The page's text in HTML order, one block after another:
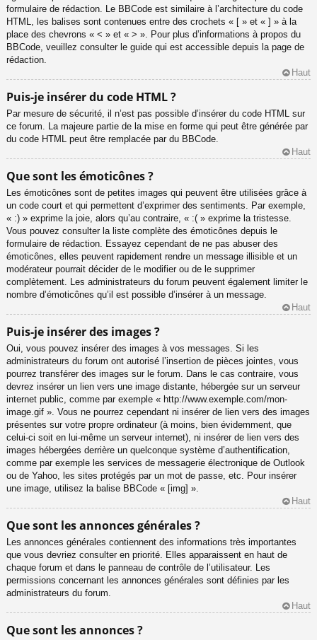
formulaire de rédaction. Le BBCode est similaire à l’architecture du code
HTML, les balises sont contenues entre des crochets « [ » et « ] » à la
place des chevrons « < » et « > ». Pour plus d’informations à propos du
BBCode, veuillez consulter le guide qui est accessible depuis la page de
rédaction.
Haut
Puis-je insérer du code HTML ?
Par mesure de sécurité, il n’est pas possible d’insérer du code HTML sur
ce forum. La majeure partie de la mise en forme qui peut être générée par
du code HTML peut être remplacée par du BBCode.
Haut
Que sont les émoticônes ?
Les émoticônes sont de petites images qui peuvent être utilisées grâce à
un code court et qui permettent d’exprimer des sentiments. Par exemple,
« :) » exprime la joie, alors qu’au contraire, « :( » exprime la tristesse.
Vous pouvez consulter la liste complète des émoticônes depuis le
formulaire de rédaction. Essayez cependant de ne pas abuser des
émoticônes, elles peuvent rapidement rendre un message illisible et un
modérateur pourrait décider de le modifier ou de le supprimer
complètement. Les administrateurs du forum peuvent également limiter le
nombre d’émoticônes qu’il est possible d’insérer à un message.
Haut
Puis-je insérer des images ?
Oui, vous pouvez insérer des images à vos messages. Si les
administrateurs du forum ont autorisé l’insertion de pièces jointes, vous
pourrez transférer des images sur le forum. Dans le cas contraire, vous
devrez insérer un lien vers une image distante, hébergée sur un serveur
internet public, comme par exemple « http://www.exemple.com/mon-
image.gif ». Vous ne pourrez cependant ni insérer de lien vers des images
présentes sur votre propre ordinateur (à moins, bien évidemment, que
celui-ci soit en lui-même un serveur internet), ni insérer de lien vers des
images hébergées derrière un quelconque système d’authentification,
comme par exemple les services de messagerie électronique de Outlook
ou de Yahoo, les sites protégés par un mot de passe, etc. Pour insérer
une image, utilisez la balise BBCode « [img] ».
Haut
Que sont les annonces générales ?
Les annonces générales contiennent des informations très importantes
que vous devriez consulter en priorité. Elles apparaissent en haut de
chaque forum et dans le panneau de contrôle de l’utilisateur. Les
permissions concernant les annonces générales sont définies par les
administrateurs du forum.
Haut
Que sont les annonces ?